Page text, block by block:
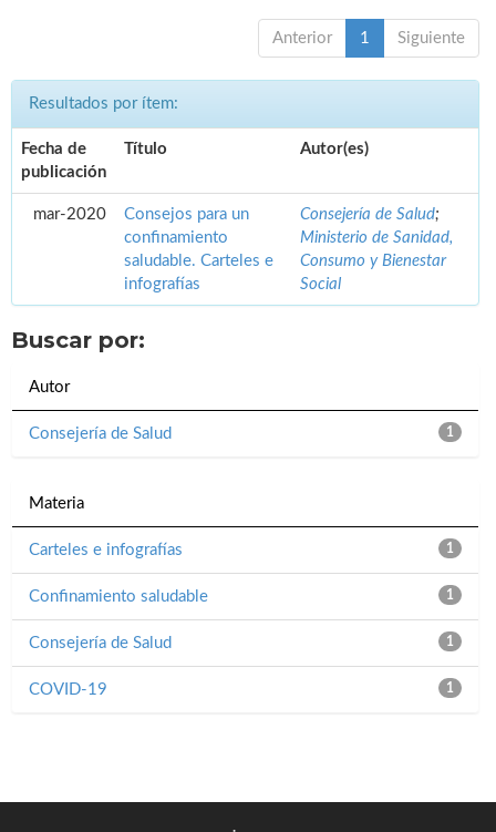
Anterior 1 Siguiente
Resultados por ítem:
Fecha de
publicación
Título Autor(es)
mar-2020
Consejos para un
confinamiento
saludable. Carteles e
infografías
Consejería de Salud;
Ministerio de Sanidad,
Consumo y Bienestar
Social
Buscar por:
Autor
1
Consejería de Salud
Materia
1
Carteles e infografías
1
Confinamiento saludable
1
Consejería de Salud
1
COVID-19